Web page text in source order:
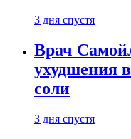
3 дня спустя
Врач
ухудшения
соли
3 дня спустя